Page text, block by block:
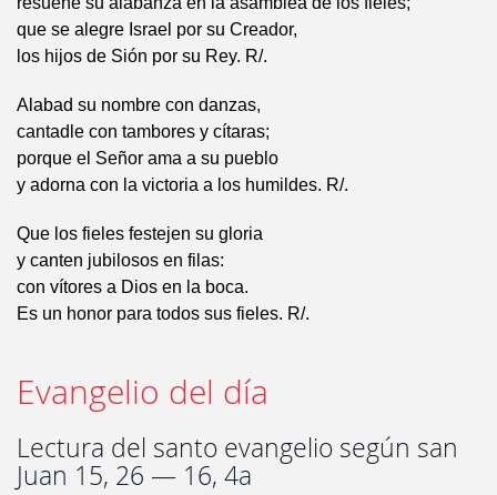
que se alegre Israel por su Creador,
los hijos de Sión por su Rey. R/.
Alabad su nombre con danzas,
cantadle con tambores y cítaras;
porque el Señor ama a su pueblo
y adorna con la victoria a los humildes. R/.
Que los fieles festejen su gloria
y canten jubilosos en filas:
con vítores a Dios en la boca.
Es un honor para todos sus fieles. R/.
Evangelio del día
Lectura del santo evangelio según san
Juan 15, 26 — 16, 4a